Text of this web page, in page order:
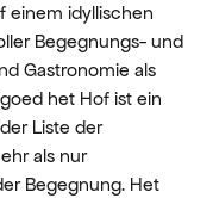
einem idyllischen
Begegnungs- und
Gastronomie als
het Hof ist ein
Liste der
als nur
Begegnung. Het